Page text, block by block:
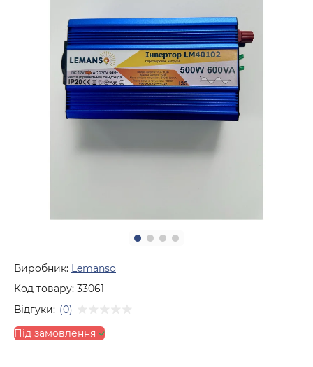
Виробник: Lemanso
Код товару: 33061
Відгуки: (0)
Під замовлення